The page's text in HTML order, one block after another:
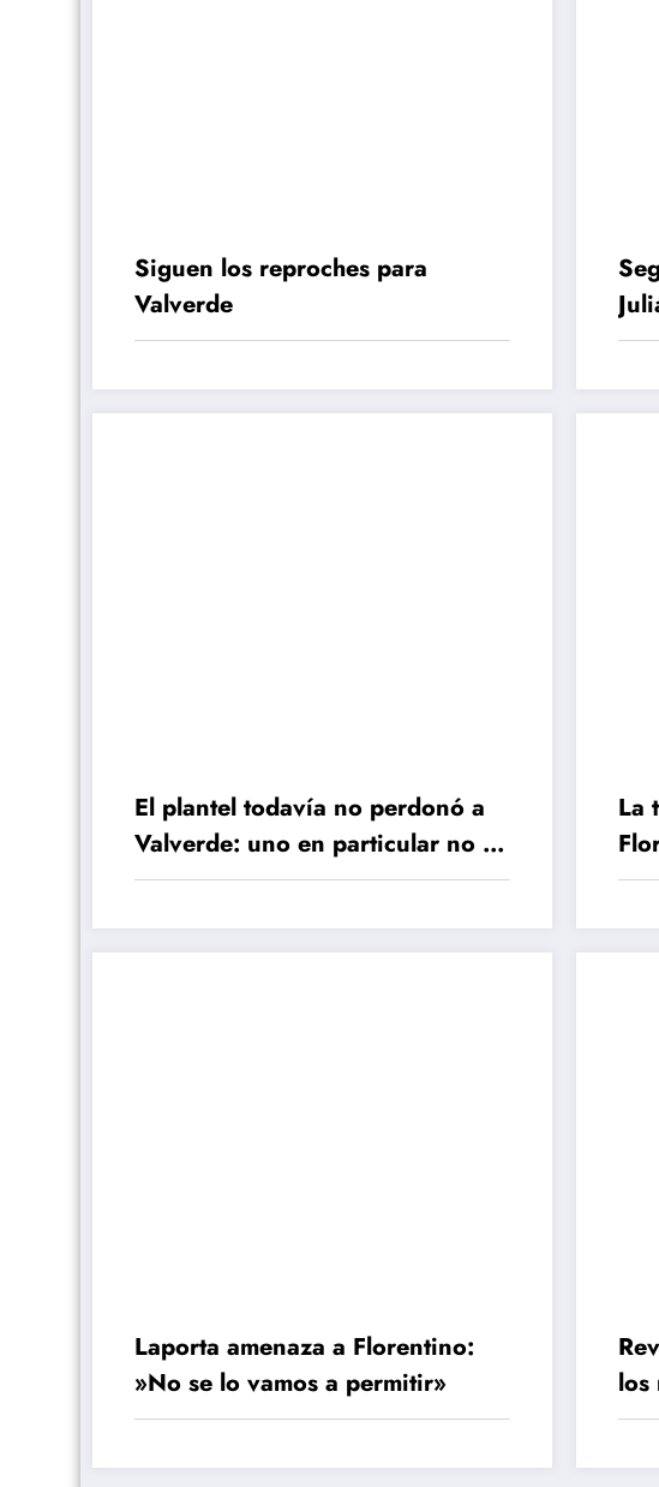
Siguen los reproches para
Valverde
El plantel todavía no perdonó a
Valverde: uno en particular no lo
puede ni ver
La
Laporta amenaza a Florentino:
»No se lo vamos a permitir»
los